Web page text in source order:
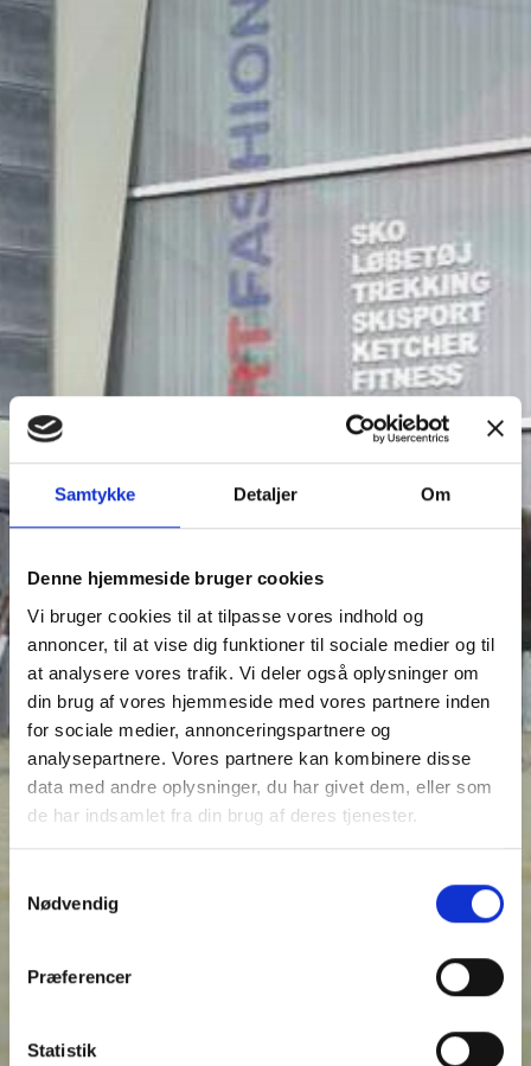
Samtykke Detaljer Om
Denne hjemmeside bruger cookies
Vi bruger cookies til at tilpasse vores indhold og
annoncer, til at vise dig funktioner til sociale medier og til
at analysere vores trafik. Vi deler også oplysninger om
din brug af vores hjemmeside med vores partnere inden
for sociale medier, annonceringspartnere og
analysepartnere. Vores partnere kan kombinere disse
data med andre oplysninger, du har givet dem, eller som
de har indsamlet fra din brug af deres tjenester.
Nødvendig
Præferencer
Statistik